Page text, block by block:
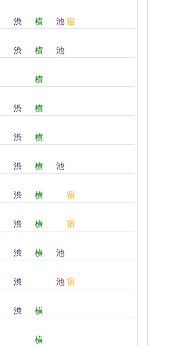
渋 横 池 宿
渋 横 池
横
渋 横
渋 横
渋 横 池
渋 横 宿
渋 横 宿
渋 横 池
渋 池 宿
渋 横
横